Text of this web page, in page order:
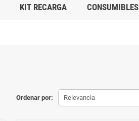
KIT RECARGA CONSUMIBLES
Ordenar por: Relevancia